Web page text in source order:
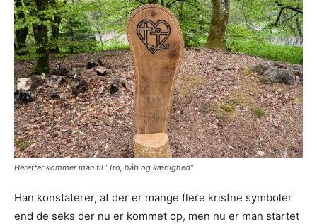
Herefter kommer man til “Tro, håb og kærlighed”
Han konstaterer, at der er mange flere kristne symboler
end de seks der nu er kommet op, men nu er man startet